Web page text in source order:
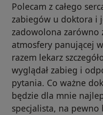
Polecam z całego
zabiegów u doktora i
zadowolona zarówno
atmosfery panującej
razem lekarz
wyglądał zabieg i
pytania. Co ważne
będzie dla mnie
specjalista, na pewno